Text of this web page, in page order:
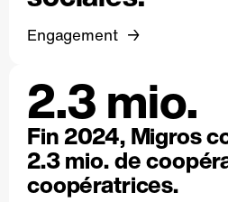
Engagement
2.3 mio.
Fin 2024, Migros
2.3 mio. de
coopératrices.